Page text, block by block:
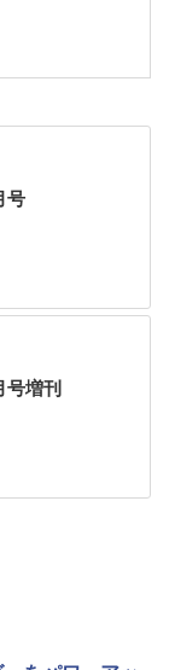
号
号増刊